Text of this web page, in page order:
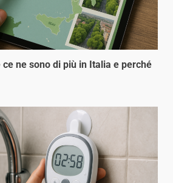
ne sono di più in Italia e perché